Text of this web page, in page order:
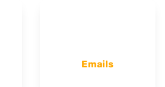
Emails